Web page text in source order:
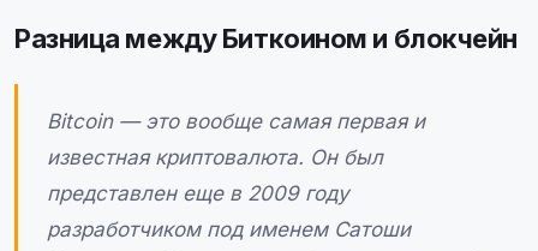
Разница между Биткоином и блокчейн
Bitcoin — это вообще самая первая и
известная криптовалюта. Он был
представлен еще в 2009 году
разработчиком под именем Сатоши